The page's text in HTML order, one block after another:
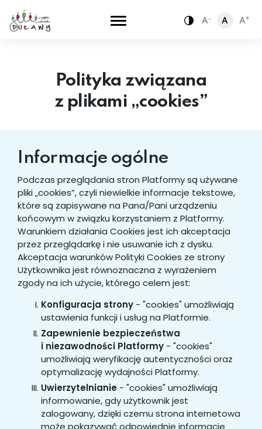
A - A A +
Polityka związana
z plikami „cookies”
Informacje ogólne
Podczas przeglądania stron Platformy są używane
pliki „cookies”, czyli niewielkie informacje tekstowe,
które są zapisywane na Pana/Pani urządzeniu
końcowym w związku korzystaniem z Platformy.
Warunkiem działania Cookies jest ich akceptacja
przez przeglądarkę i nie usuwanie ich z dysku.
Akceptacja warunków Polityki Cookies ze strony
Użytkownika jest równoznaczna z wyrażeniem
zgody na ich użycie, którego celem jest:
Konfiguracja strony - "cookies" umożliwiają
ustawienia funkcji i usług na Platformie.
Zapewnienie bezpieczeństwa
i niezawodności Platformy - "cookies"
umożliwiają weryfikację autentyczności oraz
optymalizację wydajności Platformy.
Uwierzytelnianie - "cookies" umożliwiają
informowanie, gdy użytkownik jest
zalogowany, dzięki czemu strona internetowa
może pokazywać odpowiednie informacje